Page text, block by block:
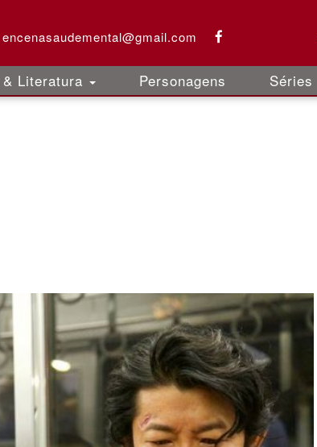
encenasaudemental@gmail.com
Literatura Personagens Séries